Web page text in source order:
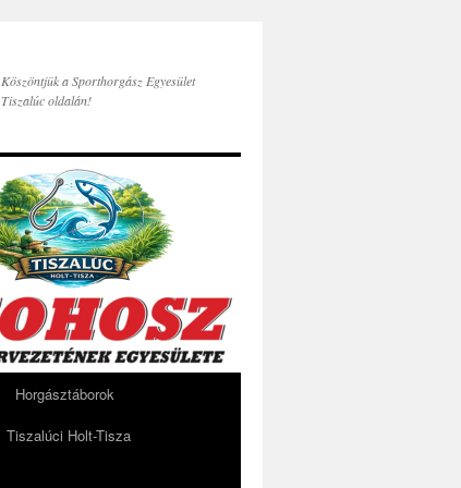
Köszöntjük a Sporthorgász Egyesület
Tiszalúc oldalán!
Horgásztáborok
Tiszalúci Holt-Tisza